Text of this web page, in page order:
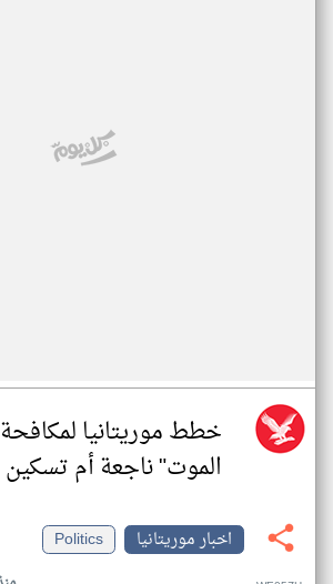
خطط موريتانيا
الموت" ناجعة أم
اخبار موريتانيا
Politics